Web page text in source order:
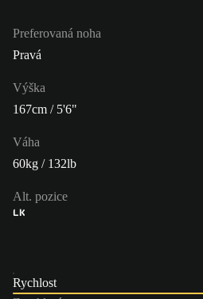
Preferovaná noha
Pravá
Výška
167cm / 5'6"
Váha
60kg / 132lb
Alt. pozice
LK
Rychlost